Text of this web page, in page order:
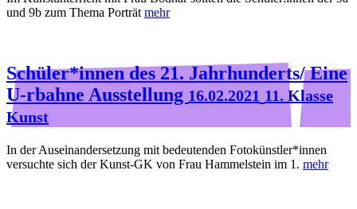
und 9b zum Thema Porträt mehr
Schüler*innen des 21. Jahrhunderts/ Eine
U-rbahne Ausstellung 16.02.2021 11. Klasse
Kunst
In der Auseinandersetzung mit bedeutenden Fotokünstler*innen
versuchte sich der Kunst-GK von Frau Hammelstein im 1. mehr